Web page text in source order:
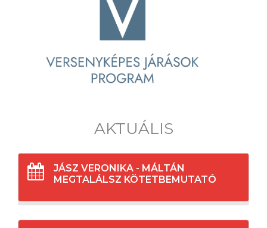
AKTUÁLIS
JÁSZ VERONIKA - MÁLTÁN
MEGTALÁLSZ KÖTETBEMUTATÓ